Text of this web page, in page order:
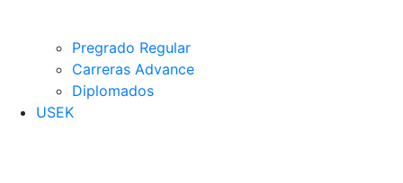
Pregrado Regular
Carreras Advance
Diplomados
USEK